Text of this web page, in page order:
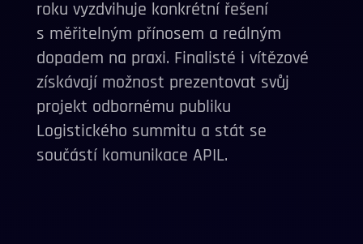
roku vyzdvihuje konkrétní řešení
s měřitelným přínosem a reálným
dopadem na praxi. Finalisté i vítězové
získávají možnost prezentovat svůj
projekt odbornému publiku
Logistického summitu a stát se
součástí komunikace APIL.